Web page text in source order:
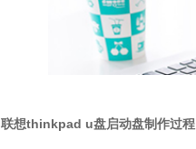
联想thinkpad u盘启动盘制作过程